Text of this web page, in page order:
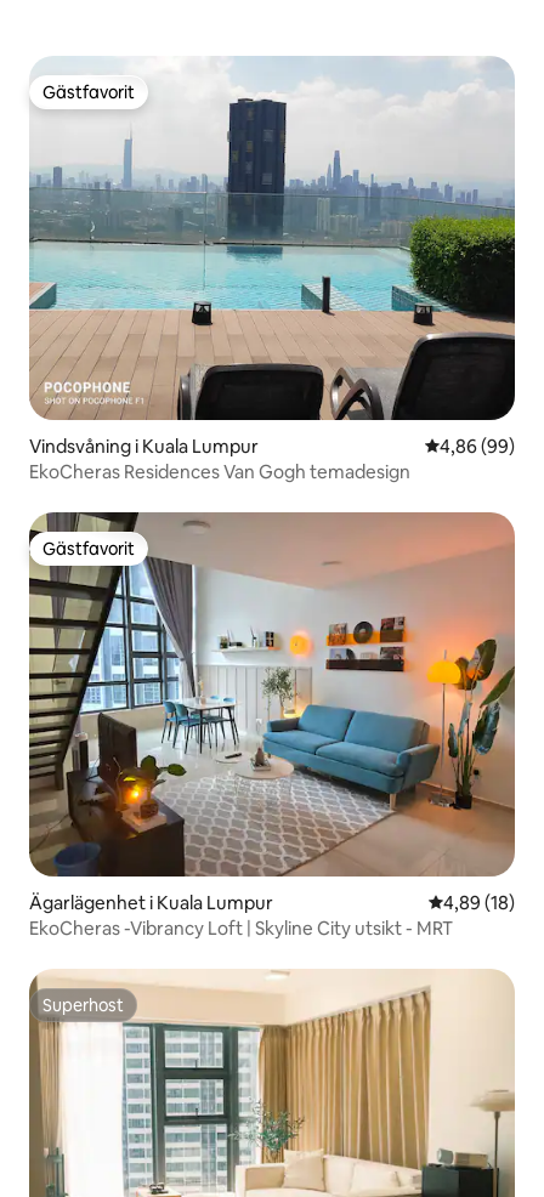
Gästfavorit
Gästfavorit
Vindsvåning i Kuala Lumpur 4,86 av 5 i
4,86 (99)
EkoCheras Residences Van Gogh temadesign
Gästfavorit
Gästfavorit
Ägarlägenhet i Kuala Lumpur 4,89 av 5 i
4,89 (18)
EkoCheras -Vibrancy Loft | Skyline City utsikt - MRT
Superhost
Superhost